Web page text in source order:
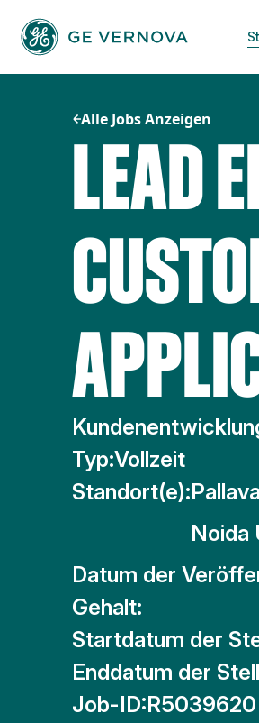
Inhalt
springen
Alle Jobs Anzeigen
LEAD
Typ:Vollzeit
Standort(e):
Noida
Datum der
Gehalt:
Startdatum der
Enddatum der
Job-ID:R5039620